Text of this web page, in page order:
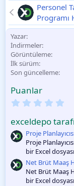
Personel
Programı
V1
Yazar
İndirmeler
Görüntüleme
İlk sürüm
Son güncelleme
Puanlar
0
O
y
l
a
m
a
exceldepo
Proje
Proje
bir Excel
Net Brüt Maaş
Net Brüt Maaş
bir Excel